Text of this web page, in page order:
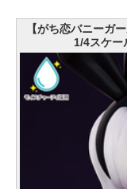
【がち恋バニーガ
1/4スケー